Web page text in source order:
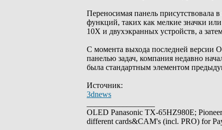
Переносимая панель присутствовала
функций, таких как мелкие значки
10X и двухэкранных устройств, а
С момента выхода последней версии
панелью задач, компания недавно
была стандартным элементом
Источник:
3dnews
OLED Panasonic TX-65HZ980E;
different cards&CAM's (incl. PRO) for